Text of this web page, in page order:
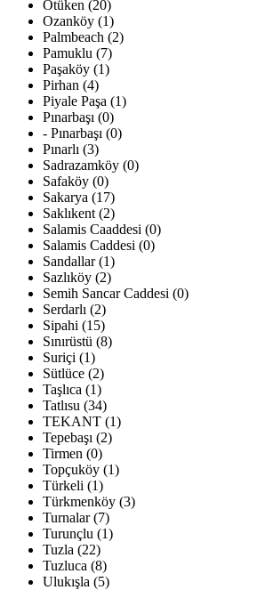
Ötüken (20)
Ozanköy (1)
Palmbeach (2)
Pamuklu (7)
Paşaköy (1)
Pirhan (4)
Piyale Paşa (1)
Pınarbaşı (0)
- Pınarbaşı (0)
Pınarlı (3)
Sadrazamköy (0)
Safaköy (0)
Sakarya (17)
Saklıkent (2)
Salamis Caaddesi (0)
Salamis Caddesi (0)
Sandallar (1)
Sazlıköy (2)
Semih Sancar Caddesi (0)
Serdarlı (2)
Sipahi (15)
Sınırüstü (8)
Suriçi (1)
Sütlüce (2)
Taşlıca (1)
Tatlısu (34)
TEKANT (1)
Tepebaşı (2)
Tirmen (0)
Topçuköy (1)
Türkeli (1)
Türkmenköy (3)
Turnalar (7)
Turunçlu (1)
Tuzla (22)
Tuzluca (8)
Ulukışla (5)